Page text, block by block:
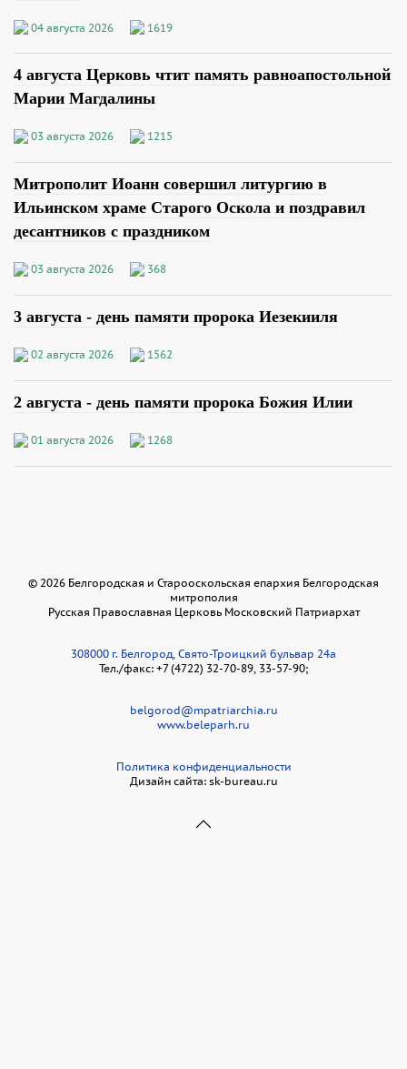
04 августа 2026 1619
4 августа Церковь чтит память равноапостольной
Марии Магдалины
03 августа 2026 1215
Митрополит Иоанн совершил литургию в
Ильинском храме Старого Оскола и поздравил
десантников с праздником
03 августа 2026 368
3 августа - день памяти пророка Иезекииля
02 августа 2026 1562
2 августа - день памяти пророка Божия Илии
01 августа 2026 1268
© 2026 Белгородская и Старооскольская епархия Белгородская
митрополия
Русская Православная Церковь Московский Патриархат
308000 г. Белгород, Свято-Троицкий бульвар 24а
Тел./факс: +7 (4722) 32-70-89, 33-57-90;
belgorod@mpatriarchia.ru
www.beleparh.ru
Политика конфиденциальности
Дизайн сайта: sk-bureau.ru